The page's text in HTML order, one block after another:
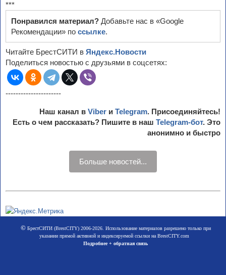
***
Понравился материал? Добавьте нас в «Google
Рекомендации» по ссылке.
Читайте БрестСИТИ в Яндекс.Новости
Поделиться новостью с друзьями в соцсетях:
----------------------
Наш канал в Viber и Telegram. Присоединяйтесь!
Есть о чем рассказать? Пишите в наш Telegram-бот. Это
анонимно и быстро
Больше новостей...
©БрестСИТИ (BrestCITY) 2006-2026. Использование материалов разрешено только при
указании прямой активной и индексируемой ссылки на BrestCITY.com
Подробнее + обратная связь